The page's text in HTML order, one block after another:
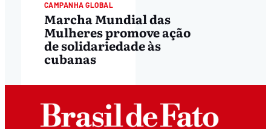
CAMPANHA GLOBAL
Marcha Mundial das
Mulheres promove ação
de solidariedade às
cubanas